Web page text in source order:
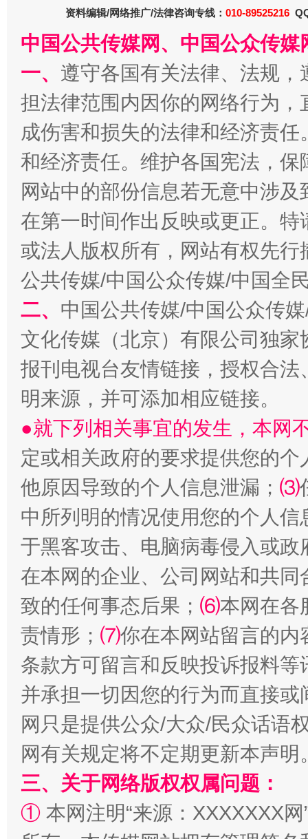
习近平的博鳌关键词
魏明亮
“刷贴”乱象丛生
生
揭批美国五大"原罪" "炒
解纷+调解+退费，一次搞定
资料编辑/网络推广/法律咨询专线： 010-89525216
中国公共传媒网、中国公众传
一、 遵守各国有关法律、法规
担法律范围内因你的网络行为
成伤害和损失的法律和经济责
和经济责任。维护各国宪法，
网站中的部份信息若无意中涉
在第一时间作出反映或更正。
或法人版权所有，网站有权先
公共传媒/中国公众传媒/中国全
二、 中国公共传媒/中国公众传
文化传媒（北京）有限公司独
报刊电视台友情链接，授权合
明来源，并可添加相应链接。
●就下列相关事宜的发生，本网
定或相关政府的要求提供您的个
他原因导致的个人信息泄漏； ⑶
中所列明的情况使用您的个人
于黑客攻击、电脑病毒侵入或
在本网的企业、公司网站和共
致的任何事态后果； ⑹本网在各
责情形； ⑺你在本网站留言的内
条款方可留言和反映投诉报料
并承担一切因您的行为而直接
网只是提供公众/大众/民众话语
网有关规定将不定期更新本声明
三、关于网络版权权属问题：
① 本网注明“来源：XXXXXXX